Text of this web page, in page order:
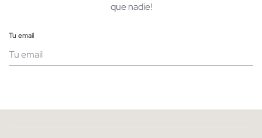
que nadie!
Tu email